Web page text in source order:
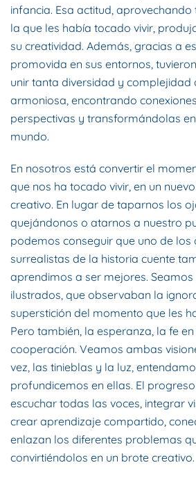
infancia. Esa actitud,
la que les había tocado vivir,
su creatividad. Además, gracias a
promovida en sus entornos,
unir tanta diversidad y complejidad
armoniosa, encontrando
perspectivas y transformándolas
mundo.
En nosotros está convertir el
que nos ha tocado vivir, en un
creativo. En lugar de taparnos los
quejándonos o atarnos a nuestro
podemos conseguir que uno de los
surrealistas de la historia cuente
aprendimos a ser mejores.
ilustrados, que observaban la
superstición del momento que les
Pero también, la esperanza, la fe
cooperación. Veamos ambas
vez, las tinieblas y la luz,
profundicemos en ellas. El
escuchar todas las voces, integrar
crear aprendizaje compartido,
enlazan los diferentes problemas
convirtiéndolos en un brote creativo.